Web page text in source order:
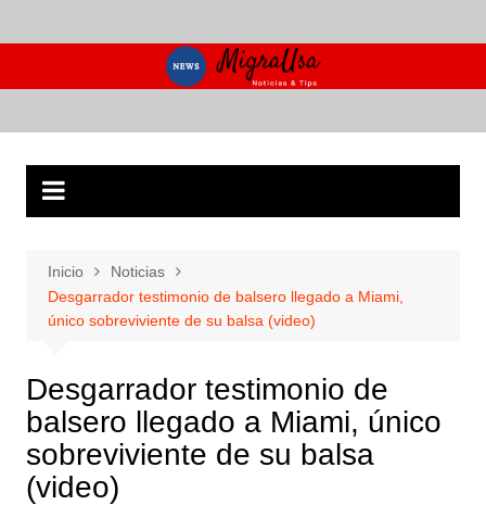
al
Inicio
Noticias
Desgarrador testimonio de balsero llegado a Miami,
único sobreviviente de su balsa (video)
Desgarrador testimonio de
balsero llegado a Miami, único
sobreviviente de su balsa
(video)